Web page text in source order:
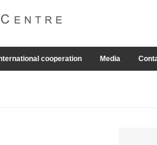
cooperation Media